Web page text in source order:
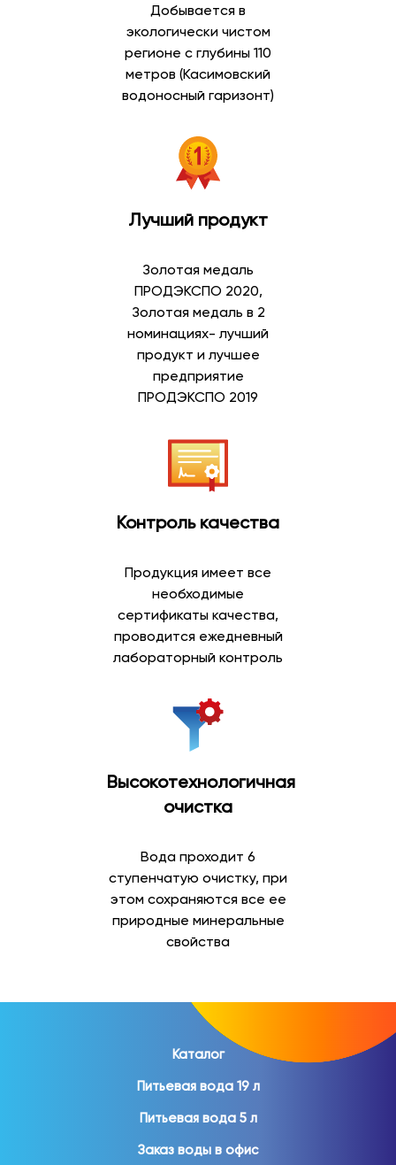
В каталоге доступны:
питьевая вода в бутылках;
артезианская вода;
минеральная вода;
негазированная вода;
вода высшей категории;
вода первой категории;
вода для дома и офиса.
Широкий выбор позволяет подобрать воду в
соответствии с личными предпочтениями и
особенностями потребления.
Артезианская вода
Артезианская вода добывается из глубоких подземных
водоносных горизонтов, защищенных от
грунта. Благодаря естественной фильтрации такая
вода отличается стабильным составом и приятным
Преимущества артезианской воды:
природное происхождение;
добыча из глубоких скважин;
сбалансированный минеральный состав;
возможность ежедневного употребления;
Артезианская вода пользуется высоким спросом
среди покупателей, которые предпочитают
натуральную питьевую воду для всей семьи.
Минеральная вода
природных минеральных веществ и востребована как
для повседневного употребления, так и для
организации питания дома и на работе.
В ассортименте представлены:
негазированная минеральная вода;
вода в стеклянной бутылке;
Минеральная вода помогает разнообразить
ежедневный рацион и пользуется популярностью
среди покупателей различных возрастов.
Добывается в
экологически чистом
регионе с глубины 110
метров (Касимовский
водоносный гаризонт)
Лучший продукт
Золотая медаль
ПРОДЭКСПО 2020,
Золотая медаль в 2
номинациях- лучший
продукт и лучшее
предприятие
ПРОДЭКСПО 2019
Контроль качества
Продукция имеет все
необходимые
сертификаты качества,
проводится ежедневный
лабораторный контроль
Высокотехнологичная
очистка
Вода проходит 6
ступенчатую очистку, при
этом сохраняются все ее
природные минеральные
свойства
Каталог
Питьевая вода 19 л
Питьевая вода 5 л
Заказ воды в офис